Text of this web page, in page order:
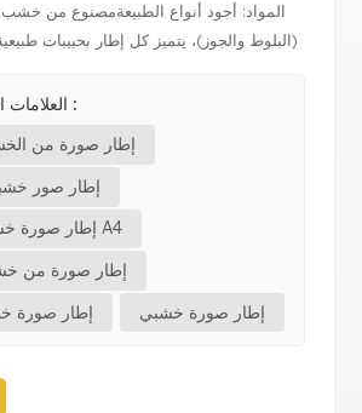
المواد: أجود أنواع الطبيعةمصنوع من
(البلوط والجوز)، يتميز كل إطار بحبيبات
العلامات الساخنة :
إطار صورة من
إطار صور
إطار صورة خشبي مقاس A4
إطار صورة من
إطار صورة
إطار صورة خشبي